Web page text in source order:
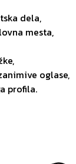
dela,
mesta,
oglase,
profila.